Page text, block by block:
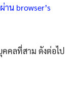
าน browser’s
คคลที่สาม ดังต่อไป